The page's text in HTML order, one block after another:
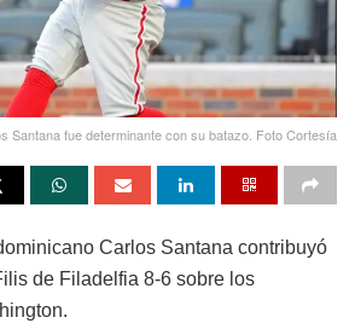
Santana fue determinante con su batazo. Foto Cortesía
Carlos Santana contribuyó
de Filadelfia 8-6 sobre los